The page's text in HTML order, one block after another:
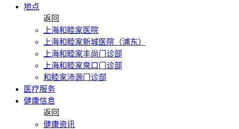
地点
返回
上海和睦家医院
上海和睦家新城医院（浦东）
上海和睦家丰尚门诊部
上海和睦家泉口门诊部
和睦家沛源门诊部
医疗服务
健康信息
返回
健康资讯